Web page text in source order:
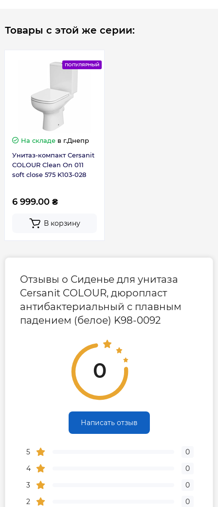
Товары с этой же серии:
ПОПУЛЯРНЫЙ
На складе в г.Днепр
Унитаз-компакт Cersanit
COLOUR Clean On 011
soft close 575 K103-028
6 999.00 ₴
В корзину
Отзывы о Сиденье для унитаза
Cersanit COLOUR, дюропласт
антибактериальный с плавным
падением (белое) K98-0092
0
Написать отзыв
5
0
4
0
3
0
2
0